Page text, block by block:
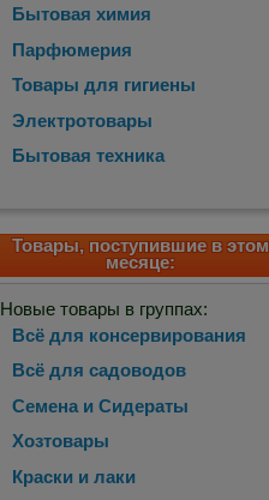
Бытовая химия
Парфюмерия
Товары для гигиены
Электротовары
Бытовая техника
Товары, поступившие в этом
месяце:
Новые товары в группах:
Всё для консервирования
Всё для садоводов
Семена и Сидераты
Хозтовары
Краски и лаки